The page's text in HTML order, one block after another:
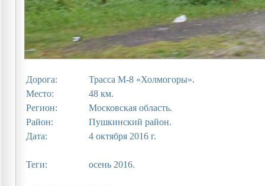
Дорога:
Трасса М-8 «Холмогоры».
Место:
48 км.
Регион:
Московская область.
Район:
Пушкинский район.
Дата:
4 октября 2016 г.
Теги: осень 2016.